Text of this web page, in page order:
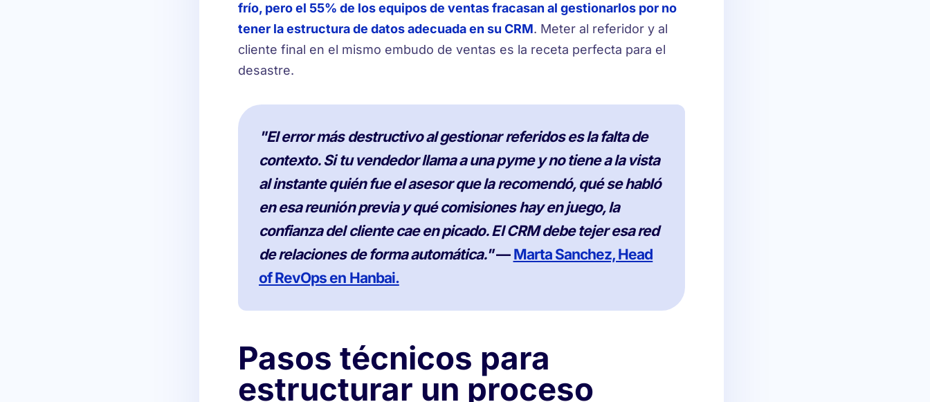
frío, pero el 55% de los equipos de ventas fracasan al gestionarlos por no
tener la estructura de datos adecuada en su CRM. Meter al referidor y al
cliente final en el mismo embudo de ventas es la receta perfecta para el
desastre.
"El error más destructivo al gestionar referidos es la falta de
contexto. Si tu vendedor llama a una pyme y no tiene a la vista
al instante quién fue el asesor que la recomendó, qué se habló
en esa reunión previa y qué comisiones hay en juego, la
confianza del cliente cae en picado. El CRM debe tejer esa red
de relaciones de forma automática."— Marta Sanchez, Head
of RevOps en Hanbai.
Pasos técnicos para
estructurar un proceso